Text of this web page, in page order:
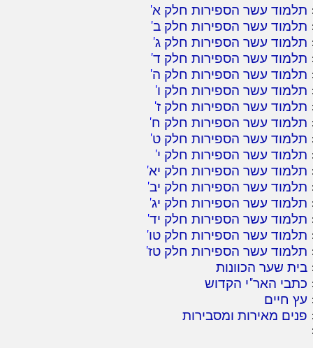
תלמוד עשר הספירות חלק א'
תלמוד עשר הספירות חלק ב'
תלמוד עשר הספירות חלק ג'
תלמוד עשר הספירות חלק ד'
תלמוד עשר הספירות חלק ה'
תלמוד עשר הספירות חלק ו'
תלמוד עשר הספירות חלק ז'
תלמוד עשר הספירות חלק ח'
תלמוד עשר הספירות חלק ט'
תלמוד עשר הספירות חלק י'
תלמוד עשר הספירות חלק יא'
תלמוד עשר הספירות חלק יב'
תלמוד עשר הספירות חלק יג'
תלמוד עשר הספירות חלק יד'
תלמוד עשר הספירות חלק טו'
תלמוד עשר הספירות חלק טז'
בית שער הכוונות
כתבי האר"י הקדוש
עץ חיים
פנים מאירות ומסבירות